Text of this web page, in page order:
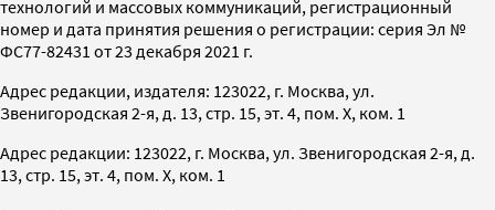
технологий и массовых коммуникаций, регистрационный
номер и дата принятия решения о регистрации: серия Эл №
ФС77-82431 от 23 декабря 2021 г.
Адрес редакции, издателя: 123022, г. Москва, ул.
Звенигородская 2-я, д. 13, стр. 15, эт. 4, пом. X, ком. 1
Адрес редакции: 123022, г. Москва, ул. Звенигородская 2-я, д.
13, стр. 15, эт. 4, пом. X, ком. 1